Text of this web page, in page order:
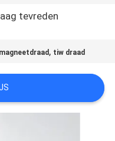
tevreden
, tiw draad